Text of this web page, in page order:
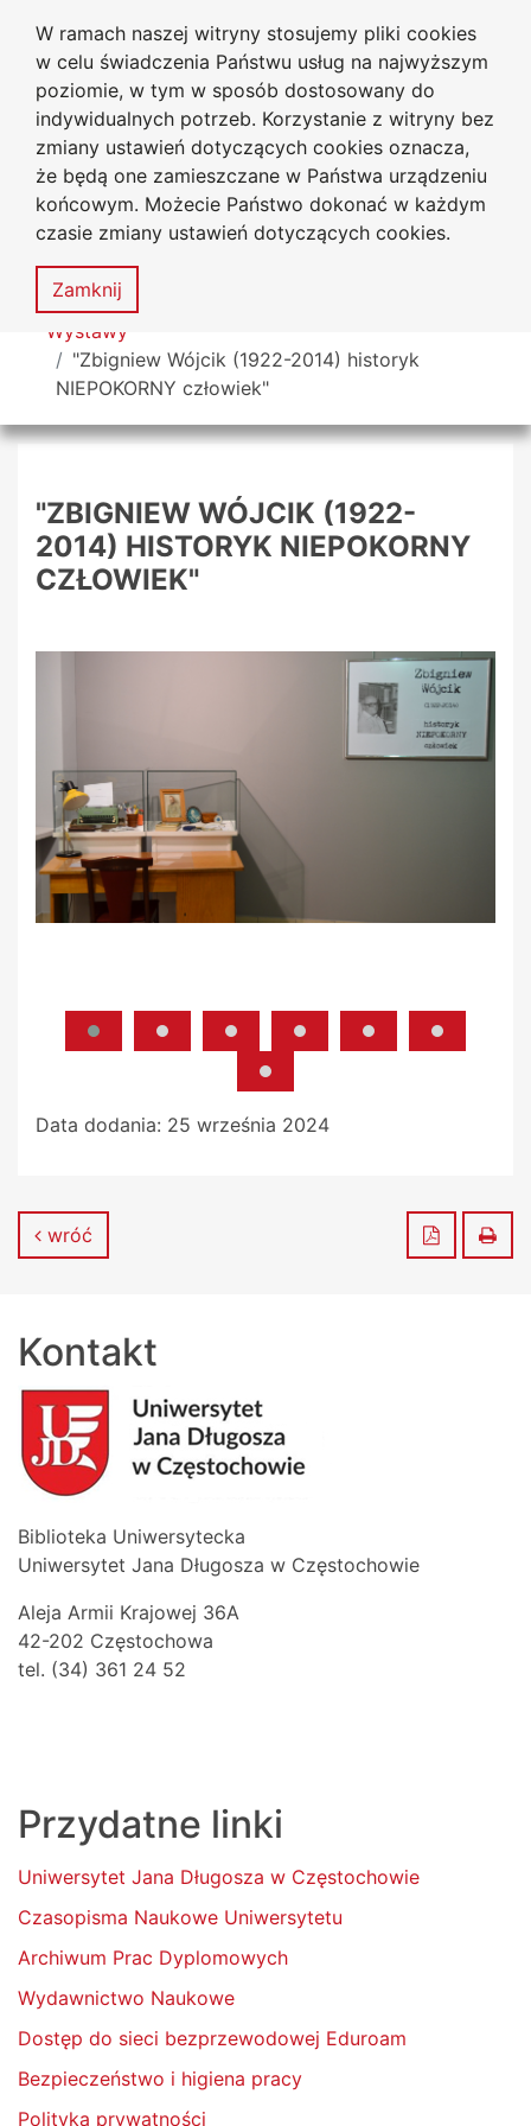
W ramach naszej witryny stosujemy pliki cookies
w celu świadczenia Państwu usług na najwyższym
poziomie, w tym w sposób dostosowany do
indywidualnych potrzeb. Korzystanie z witryny bez
zmiany ustawień dotyczących cookies oznacza,
że będą one zamieszczane w Państwa urządzeniu
końcowym. Możecie Państwo dokonać w każdym
czasie zmiany ustawień dotyczących cookies.
Zamknij
Przejdź do głównego menu
Przejdź do treści
Przejdź do wyszukiwarki
Przejdź do mapy serwisu
Biblioteka Uniwersytecka
Uniwersytetu Jana Długosza
w Częstochowie
Deklaracja
dostępności
Mapa
serwisu
MENU
Tutaj jesteś
Wystawy
"Zbigniew Wójcik (1922-2014) historyk
NIEPOKORNY człowiek"
"ZBIGNIEW WÓJCIK (1922-
2014) HISTORYK NIEPOKORNY
CZŁOWIEK"
Data dodania: 25 września 2024
wróć Zapisz do
Kontakt
Biblioteka Uniwersytecka
Uniwersytet Jana Długosza w Częstochowie
Aleja Armii Krajowej 36A
42-202 Częstochowa
tel. (34) 361 24 52
Przydatne linki
Uniwersytet Jana Długosza w Częstochowie
Czasopisma Naukowe Uniwersytetu
Archiwum Prac Dyplomowych
Wydawnictwo Naukowe
Dostęp do sieci bezprzewodowej Eduroam
Bezpieczeństwo i higiena pracy
Polityka prywatności